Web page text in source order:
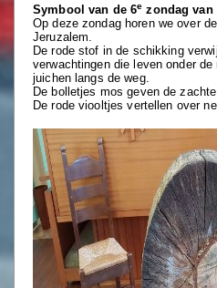
Symbool van de 6e zondag van
Op deze zondag horen we over
Jeruzalem.
De rode stof in de schikking
verwachtingen die leven onder
juichen langs de weg.
De bolletjes mos geven de
De rode viooltjes vertellen over